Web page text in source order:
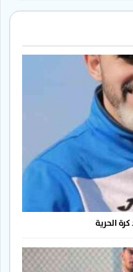
الحرية